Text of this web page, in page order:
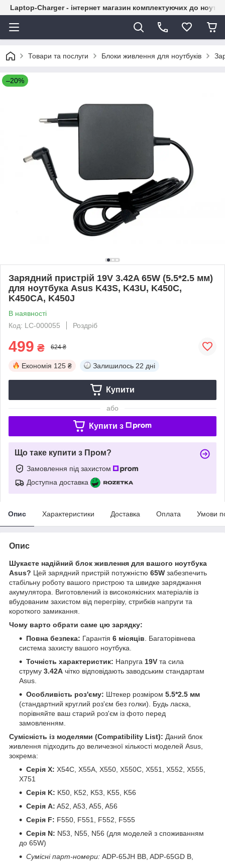
Laptop-Charger - інтернет магазин комплектуючих до
Товари та послуги Блоки живлення для ноутбуків
–20%
Зарядний пристрій 19V 3.42A 65W (5.5*2.5 мм)
для ноутбука Asus K43S, K43U, K450C,
K450CA, K450J
В наявності
Код: LC-000055
Роздріб
499 ₴ 624 ₴
Економія 125 ₴ Залишилось 22 дні
Купити
або
Купити з
Що таке купити з Пром?
Замовлення під захистом
Доступна доставка
Опис Характеристики Доставка Оплата Умови
Опис
Шукаєте надійний блок живлення для вашого ноутбука
Asus? Цей зарядний пристрій потужністю 65W забезпечить
стабільну роботу вашого пристрою та швидке заряджання
акумулятора. Виготовлений із високоякісних матеріалів із
вбудованим захистом від перегріву, стрибків напруги та
короткого замикання.
Чому варто обрати саме цю зарядку:
Повна безпека: Гарантія 6 місяців . Багаторівнева
система захисту вашого ноутбука.
Точність характеристик: Напруга 19V та сила
струму 3.42A чітко відповідають заводським стандартам
Asus.
Особливість роз'єму: Штекер розміром 5.5*2.5 мм
(стандартний круглий роз'єм без голки). Будь ласка,
порівняйте ваш старий роз'єм із фото перед
замовленням.
Сумісність із моделями (Compatibility List): Даний блок
живлення підходить до величезної кількості моделей Asus,
зокрема:
Серія X: X54C, X55A, X550, X550C, X551, X552, X555,
X751
Серія K: K50, K52, K53, K55, K56
Серія A: A52, A53, A55, A56
Серія F: F550, F551, F552, F555
Серія N: N53, N55, N56 (для моделей з споживанням
до 65W)
Сумісні парт-номери: ADP-65JH BB, ADP-65GD B,